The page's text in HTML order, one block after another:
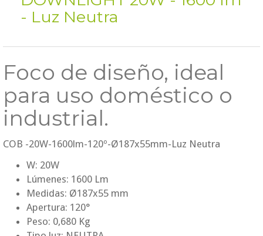
- Luz Neutra
Foco de diseño, ideal
para uso doméstico o
industrial.
COB -20W-1600lm-120º-Ø187x55mm-Luz Neutra
W: 20W
Lúmenes: 1600 Lm
Medidas: Ø187x55 mm
Apertura: 120°
Peso: 0,680 Kg